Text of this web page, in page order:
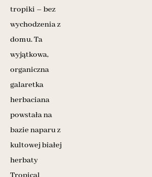
tropiki – bez
wychodzenia z
domu. Ta
wyjątkowa,
organiczna
galaretka
herbaciana
powstała na
bazie naparu z
kultowej białej
herbaty